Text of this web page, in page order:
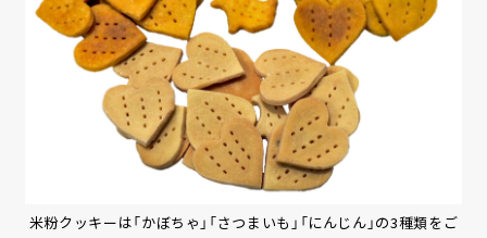
米粉クッキーは「かぼちゃ」「さつまいも」「にんじん」の3種類をご